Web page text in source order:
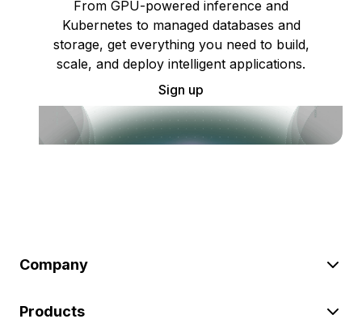
From GPU-powered inference and
Kubernetes to managed databases and
storage, get everything you need to build,
scale, and deploy intelligent applications.
Sign up
Company
Products